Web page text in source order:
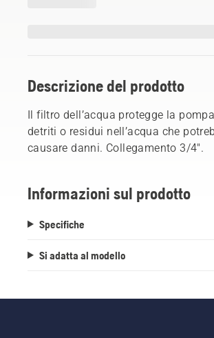
Descrizione del prodotto
Il filtro dell’acqua protegge la
detriti o residui nell’acqua che
causare danni. Collegamento 3/4".
Informazioni sul prodotto
Specifiche
Si adatta al modello